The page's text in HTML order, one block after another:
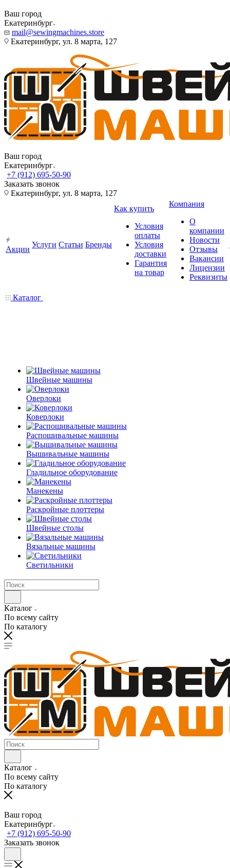
Ваш город
Екатеринбург
mail@sewingmachines.store
Екатеринбург, ул. 8 марта, 127
Ваш город
Екатеринбург
+7 (912) 695-50-90
Заказать звонок
Екатеринбург, ул. 8 марта, 127
Акции
Услуги Статьи Бренды
Как купить
Условия
оплаты
Условия
доставки
Гарантия
на товар
Компания
О
компании
Новости
Отзывы
Вакансии
Лицензии
Реквизиты
Каталог
Швейные машины
Оверлоки
Коверлоки
Распошивальные машины
Вышивальные машины
Гладильное оборудование
Манекены
Раскройные плоттеры
Швейные столы
Вязальные машины
Светильники
Каталог
По всему сайту
По каталогу
Каталог
По всему сайту
По каталогу
Ваш город
Екатеринбург
+7 (912) 695-50-90
Заказать звонок